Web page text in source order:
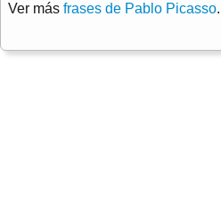
Ver más frases de Pablo Picasso.